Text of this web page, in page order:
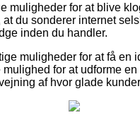
for at blive
du sonderer internet
inden du handler.
muligheder for at få en
for at udforme
af hvor glade